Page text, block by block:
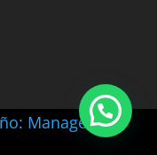
Manager-